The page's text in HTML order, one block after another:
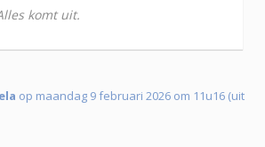
komt uit.
op maandag 9 februari 2026 om 11u16 (uit